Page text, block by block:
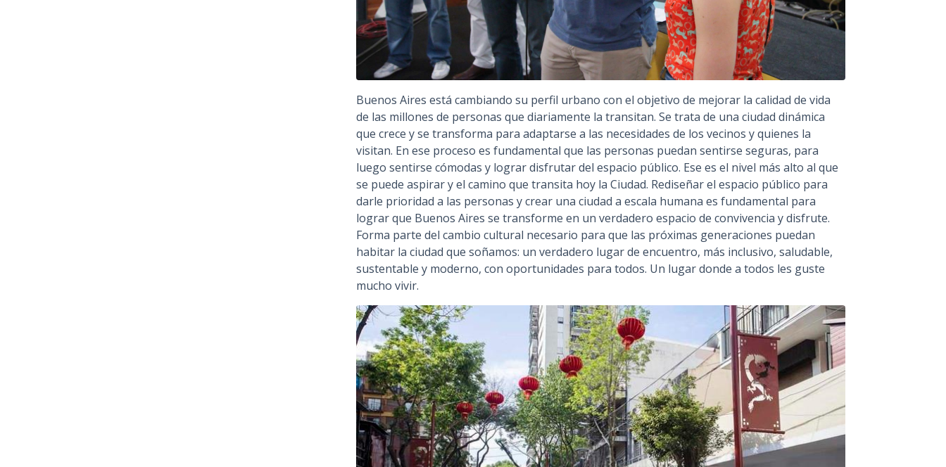
Buenos Aires está cambiando su perfil urbano con el objetivo de mejorar la calidad de vida
de las millones de personas que diariamente la transitan. Se trata de una ciudad dinámica
que crece y se transforma para adaptarse a las necesidades de los vecinos y quienes la
visitan. En ese proceso es fundamental que las personas puedan sentirse seguras, para
luego sentirse cómodas y lograr disfrutar del espacio público. Ese es el nivel más alto al que
se puede aspirar y el camino que transita hoy la Ciudad. Rediseñar el espacio público para
darle prioridad a las personas y crear una ciudad a escala humana es fundamental para
lograr que Buenos Aires se transforme en un verdadero espacio de convivencia y disfrute.
Forma parte del cambio cultural necesario para que las próximas generaciones puedan
habitar la ciudad que soñamos: un verdadero lugar de encuentro, más inclusivo, saludable,
sustentable y moderno, con oportunidades para todos. Un lugar donde a todos les guste
mucho vivir.